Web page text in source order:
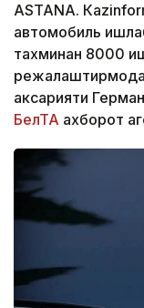
ASTANА.
автомобиль
тахминан 8000 иш
аксарияти
БелТА ахборот